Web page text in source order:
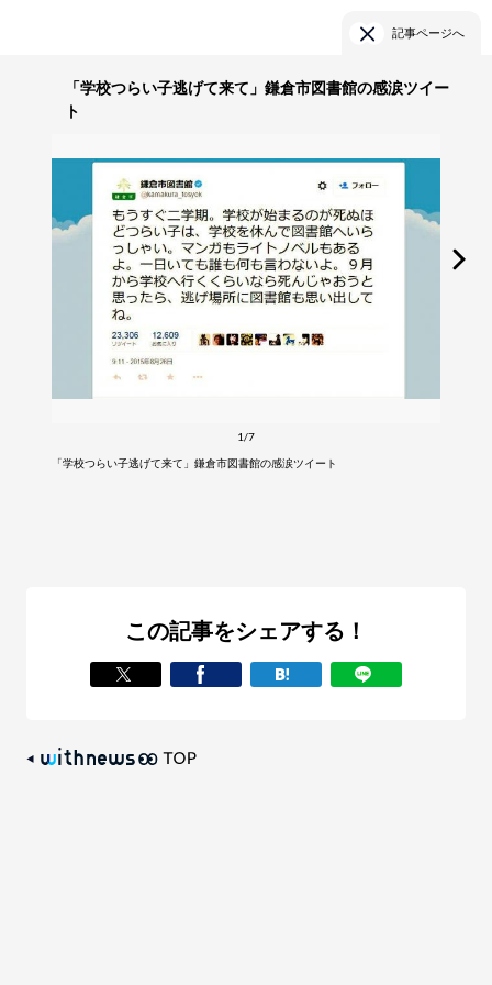
記事ページへ
「学校つらい子逃げて来て」鎌倉市図書館の感涙ツイー
ト
1/7
「学校つらい子逃げて来て」鎌倉市図書館の感涙ツイート
この記事をシェアする！